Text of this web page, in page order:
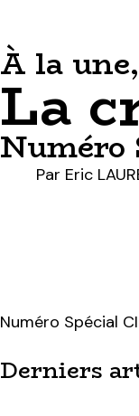
À la une,
La
Numéro
Par Eric
Numéro Spécial
Derniers